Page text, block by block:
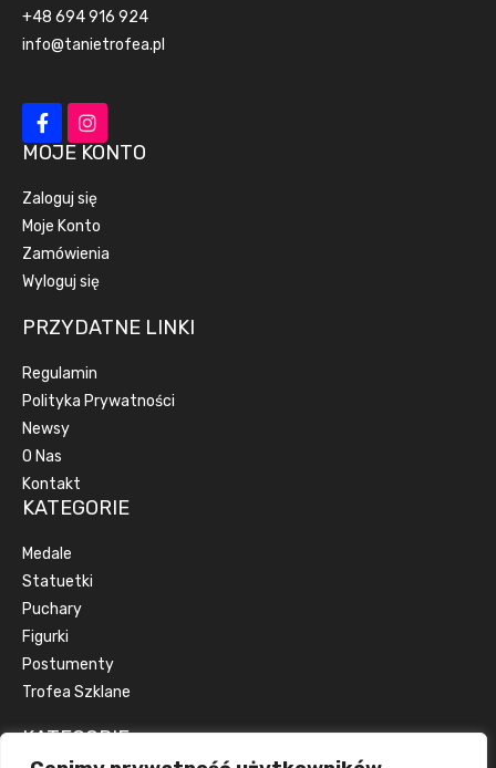
+48 694 916 924
info@tanietrofea.pl
MOJE KONTO
Zaloguj się
Moje Konto
Zamówienia
Wyloguj się
PRZYDATNE LINKI
Regulamin
Polityka Prywatności
Newsy
O Nas
Kontakt
KATEGORIE
Medale
Statuetki
Puchary
Figurki
Postumenty
Trofea Szklane
KATEGORIE